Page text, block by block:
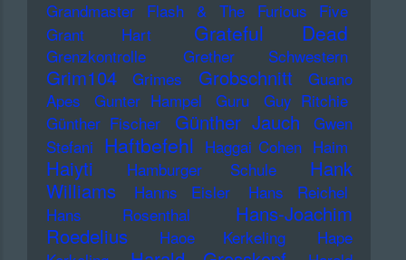
Grandmaster Flash & The Furious Five
Grant Hart
Grateful Dead
Grenzkontrolle Grether Schwestern
Grim104 Grimes Grobschnitt
Guano
Apes
Gunter Hampel Guru
Guy Ritchie
Günther Fischer
Günther Jauch
Gwen
Stefani Haftbefehl Haggai Cohen Haim
Haiyti Hamburger Schule
Hank
Williams
Hanns Eisler
Hans Reichel
Hans Rosenthal
Hans-Joachim
Roedelius
Haoe Kerkeling
Hape